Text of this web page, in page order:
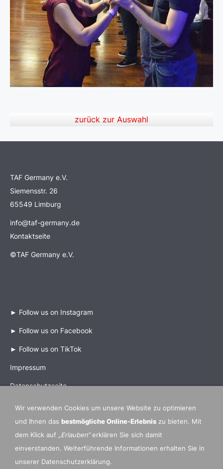
zurück zur Auswahl
TAF Germany e.V.
Siemensstr. 26
65549 Limburg
info@taf-germany.de
Kontaktseite
©TAF Germany e.V.
► Follow us on Instagram
► Follow us on Facebook
► Follow us on TikTok
Impressum
Datenschutzseite
Wir verwenden Cookies um unsere Website zu optimieren
und Ihnen das bestmögliche Online-Erlebnis zu bieten. Mit
dem Klick auf
„Erlauben“erklären Sie sich damit
einverstanden. Weiterführende Informationen erhalten Sie in
unserer Datenschutzerklärung.